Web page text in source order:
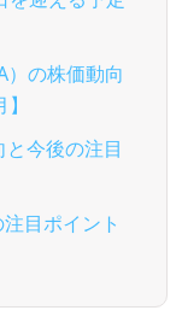
）の株価動向
今後の注目
目ポイント